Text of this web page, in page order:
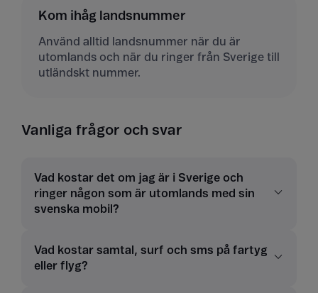
Kom ihåg landsnummer
Använd alltid landsnummer när du är
utomlands och när du ringer från Sverige till
utländskt nummer.
Vanliga frågor och svar
Vad kostar det om jag är i Sverige och
ringer någon som är utomlands med sin
svenska mobil?
Vad kostar samtal, surf och sms på fartyg
eller flyg?